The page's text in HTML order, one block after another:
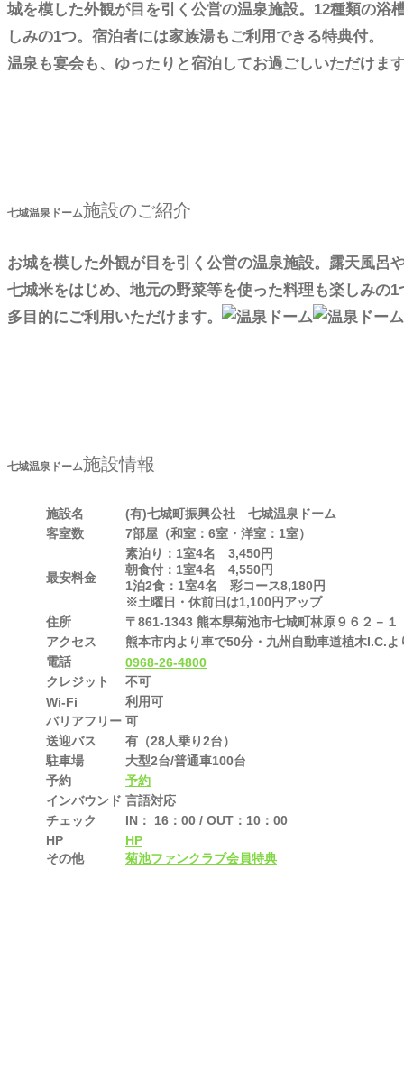
城を模した外観が目を引く公営の温泉施設。12種類の浴
しみの1つ。宿泊者には家族湯もご利用できる特典付。
温泉も宴会も、ゆったりと宿泊してお過ごしいただけま
七城温泉ドーム施設のご紹介
お城を模した外観が目を引く公営の温泉施設。露天風呂
七城米をはじめ、地元の野菜等を使った料理も楽しみの
多目的にご利用いただけます。
七城温泉ドーム施設情報
施設名
(有)七城町振興公社 七城温泉ドーム
客室数
7部屋（和室：6室・洋室：1室）
最安料金
素泊り：1室4名 3,450円
朝食付：1室4名 4,550円
1泊2食：1室4名 彩コース8,180円
※土曜日・休前日は1,100円アップ
住所
〒861-1343 熊本県菊池市七城町林原９６２－１
アクセス
熊本市内より車で50分・九州自動車道植木I.C.よ
電話
0968-26-4800
クレジット
不可
Wi-Fi
利用可
バリアフリー 可
送迎バス
有（28人乗り2台）
駐車場
大型2台/普通車100台
予約
予約
インバウンド 言語対応
チェック
IN： 16：00 / OUT：10：00
HP
HP
その他
菊池ファンクラブ会員特典